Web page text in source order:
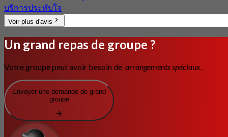
บริการประทับใจ
Voir plus d'avis
Un grand repas de groupe ?
Votre groupe peut avoir besoin de arrangements spéciaux.
Envoyer une demande de grand
groupe